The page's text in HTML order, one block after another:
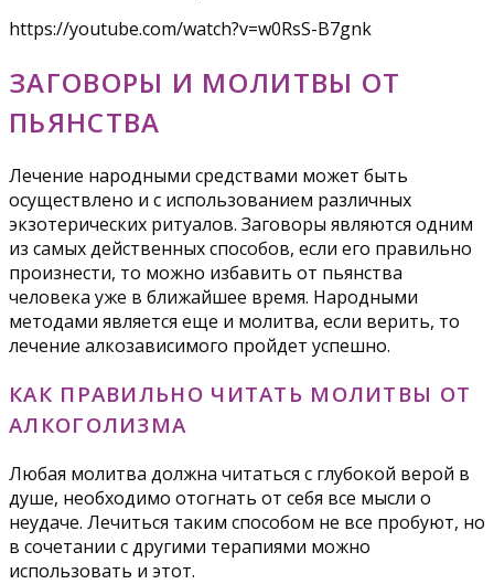
https://youtube.com/watch?v=w0RsS-B7gnk
ЗАГОВОРЫ И МОЛИТВЫ ОТ
ПЬЯНСТВА
Лечение народными средствами может быть
осуществлено и с использованием различных
экзотерических ритуалов. Заговоры являются одним
из самых действенных способов, если его правильно
произнести, то можно избавить от пьянства
человека уже в ближайшее время. Народными
методами является еще и молитва, если верить, то
лечение алкозависимого пройдет успешно.
КАК ПРАВИЛЬНО ЧИТАТЬ МОЛИТВЫ ОТ
АЛКОГОЛИЗМА
Любая молитва должна читаться с глубокой верой в
душе, необходимо отогнать от себя все мысли о
неудаче. Лечиться таким способом не все пробуют, но
в сочетании с другими терапиями можно
использовать и этот.